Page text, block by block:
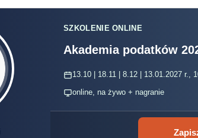
SZKOLENIE ONLINE
Akademia podatków
13.10 | 18.11 | 8.12 | 13.01.2027 r.,
online, na żywo + nagranie